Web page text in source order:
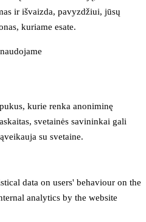
ir išvaizda, pavyzdžiui, jūsų
kuriame esate.
kurie renka anoniminę
svetainės savininkai gali
su svetaine.
data on users' behaviour on the
analytics by the website